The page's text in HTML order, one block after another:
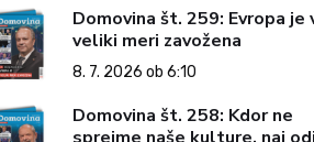
Domovina št. 259: Evropa je
veliki meri zavožena
8. 7. 2026 ob 6:10
Domovina št. 258: Kdor ne